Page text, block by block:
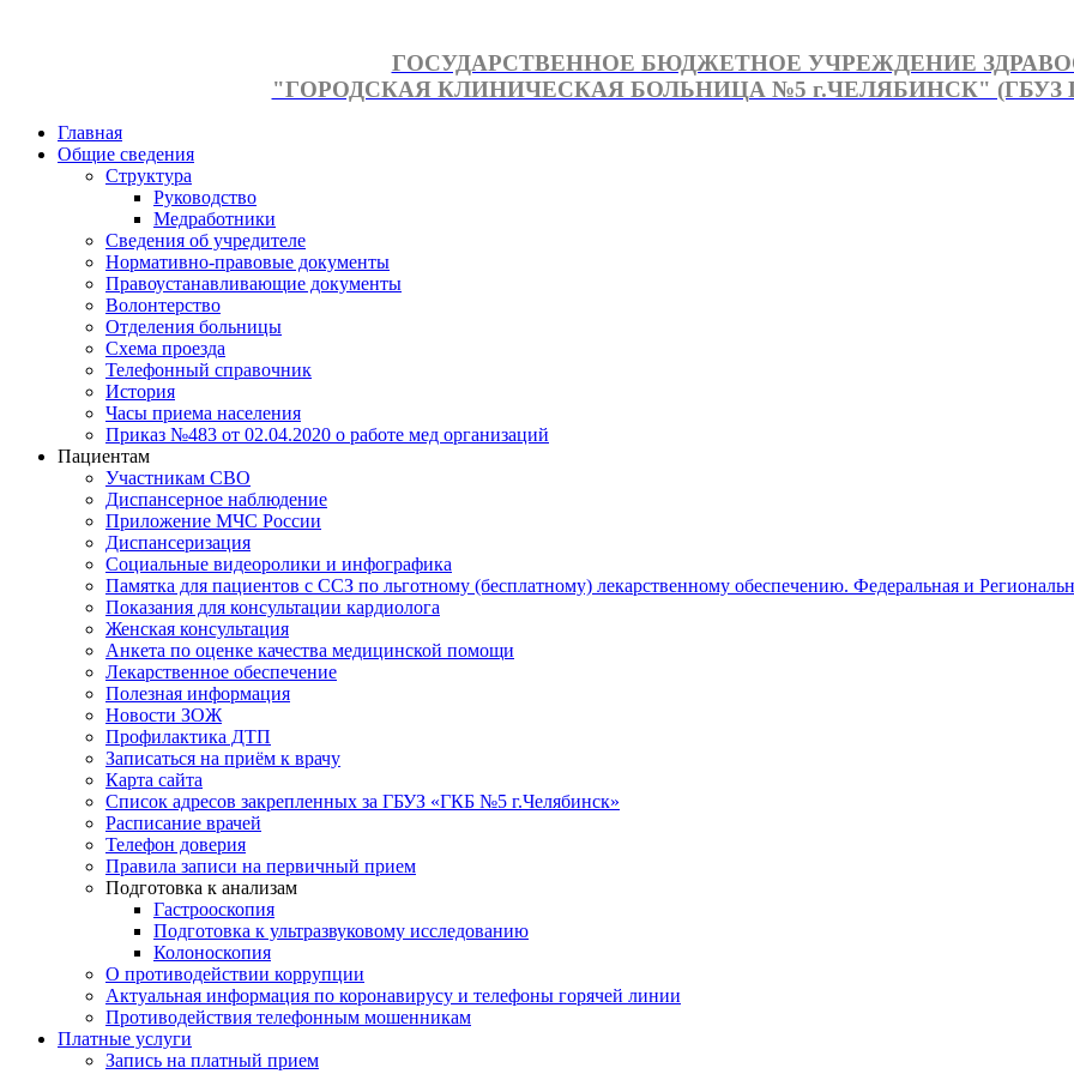
ГОСУДАРСТВЕННОЕ БЮДЖЕТНОЕ УЧРЕЖДЕНИЕ
"ГОРОДСКАЯ КЛИНИЧЕСКАЯ БОЛЬНИЦА №5 г.ЧЕЛЯБИНСК" (ГБУЗ
Главная
Общие сведения
Структура
Руководство
Медработники
Сведения об учредителе
Нормативно-правовые документы
Правоустанавливающие документы
Волонтерство
Отделения больницы
Схема проезда
Телефонный справочник
История
Часы приема населения
Приказ №483 от 02.04.2020 о работе мед организаций
Пациентам
Участникам СВО
Диспансерное наблюдение
Приложение МЧС России
Диспансеризация
Социальные видеоролики и инфографика
Памятка для пациентов с ССЗ по льготному (бесплатному) лекарственному обеспечению. Федеральная и
Показания для консультации кардиолога
Женская консультация
Анкета по оценке качества медицинской помощи
Лекарственное обеспечение
Полезная информация
Новости ЗОЖ
Профилактика ДТП
Записаться на приём к врачу
Карта сайта
Список адресов закрепленных за ГБУЗ «ГКБ №5 г.Челябинск»
Расписание врачей
Телефон доверия
Правила записи на первичный прием
Подготовка к анализам
Гастрооскопия
Подготовка к ультразвуковому исследованию
Колоноскопия
О противодействии коррупции
Актуальная информация по коронавирусу и телефоны горячей линии
Противодействия телефонным мошенникам
Платные услуги
Запись на платный прием